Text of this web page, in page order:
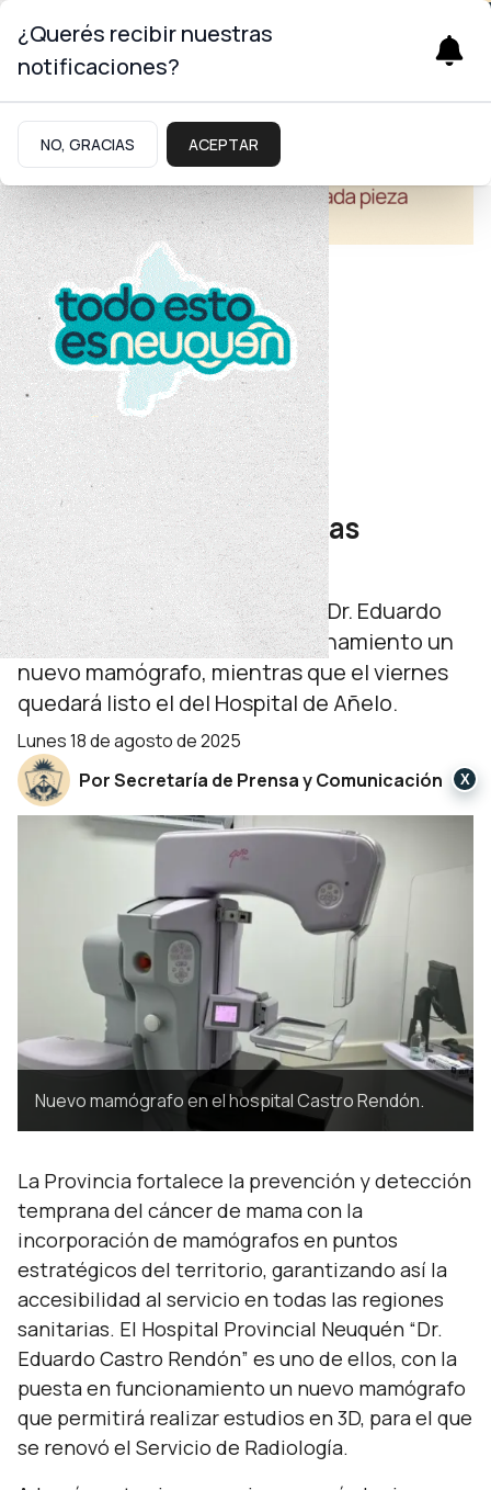
Salud
Equipamiento
Neuquén cuenta con
mamógrafos en todas las
regiones sanitarias
El Hospital Provincial Neuquén Dr. Eduardo
Castro Rendón puso en funcionamiento un
nuevo mamógrafo, mientras que el viernes
quedará listo el del Hospital de Añelo.
lunes 18 de agosto de 2025
Por Secretaría de Prensa y Comunicación
Nuevo mamógrafo en el hospital Castro Rendón.
La Provincia fortalece la prevención y detección
temprana del cáncer de mama con la
incorporación de mamógrafos en puntos
estratégicos del territorio, garantizando así la
accesibilidad al servicio en todas las regiones
sanitarias. El Hospital Provincial Neuquén “Dr.
Eduardo Castro Rendón” es uno de ellos, con la
puesta en funcionamiento un nuevo mamógrafo
que permitirá realizar estudios en 3D, para el que
se renovó el Servicio de Radiología.
¿Querés recibir nuestras
notificaciones?
NO, GRACIAS ACEPTAR
X